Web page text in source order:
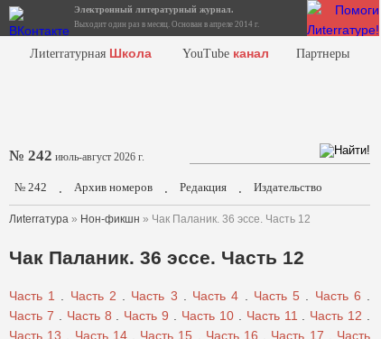
Электронный литературный журнал.
Выходит один раз в месяц. Основан в апреле 2014 г.
Лиterraтурная Школа YouTube канал Партнеры
№ 242 июль-август 2026 г.
№ 242 . Архив номеров . Редакция . Издательство
Лиterraтура » Нон-фикшн » Чак Паланик. 36 эссе. Часть 12
Чак Паланик. 36 эссе. Часть 12
Часть 1 Часть 2 Часть 3 Часть 4 Часть 5 Часть 6
Часть 7
Часть 8 Часть 9 Часть 10. Часть 11 Часть 12
Часть 13
Часть 14. Часть 15 Часть 16 Часть 17
Часть